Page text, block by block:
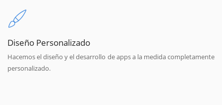
Diseño Personalizado
Hacemos el diseño y el desarrollo de apps a la medida completamente
personalizado.